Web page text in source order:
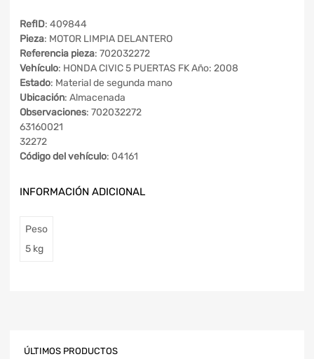
RefID: 409844
Pieza: MOTOR LIMPIA DELANTERO
Referencia pieza: 702032272
Vehículo: HONDA CIVIC 5 PUERTAS FK Año: 2008
Estado: Material de segunda mano
Ubicación: Almacenada
Observaciones: 702032272
63160021
32272
Código del vehículo: 04161
INFORMACIÓN ADICIONAL
Peso
5 kg
ÚLTIMOS PRODUCTOS